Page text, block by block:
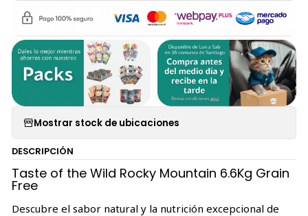
Mostrar stock de ubicaciones
DESCRIPCIÓN
Taste of the Wild Rocky Mountain 6.6Kg Grain
Free
Descubre el sabor natural y la nutrición excepcional de